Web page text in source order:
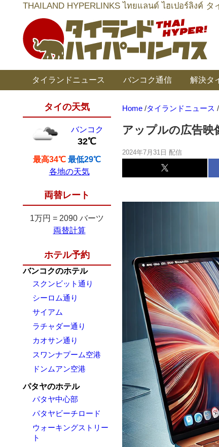
THAILAND HYPERLINKS ไทยแลนด์ ไฮเปอร์ลิงค์
タイランドニュース バンコク通信 解決タ
タイの天気
バンコク
32℃
最高34℃ 最低29℃
各地の天気
両替レート
1万円 = 2090 バーツ
両替計算
ホテル予約
バンコクのホテル
スクンビット通り
シーロム通り
サイアム
ラチャダー通り
カオサン通り
スワンナプーム空港
ドンムアン空港
パタヤのホテル
パタヤ中心部
パタヤビーチロード
ウォーキングストリー
ト
Home /タイランドニュース /
アップルの広告映
2024年7月31日 配信